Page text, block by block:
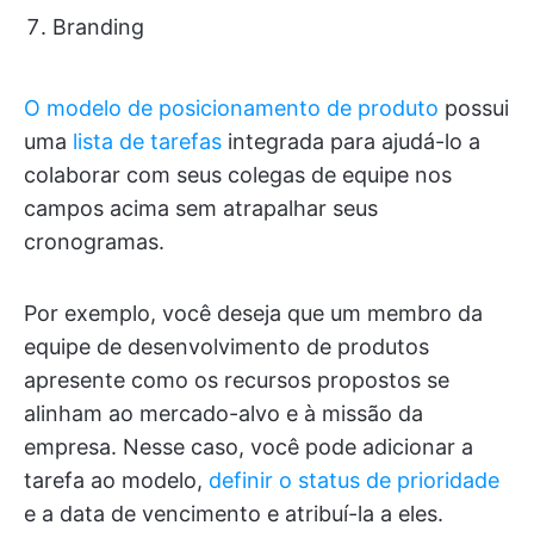
Branding
O modelo de posicionamento de produto possui
uma lista de tarefas integrada para ajudá-lo a
colaborar com seus colegas de equipe nos
campos acima sem atrapalhar seus
cronogramas.
Por exemplo, você deseja que um membro da
equipe de desenvolvimento de produtos
apresente como os recursos propostos se
alinham ao mercado-alvo e à missão da
empresa. Nesse caso, você pode adicionar a
tarefa ao modelo, definir o status de prioridade
e a data de vencimento e atribuí-la a eles.